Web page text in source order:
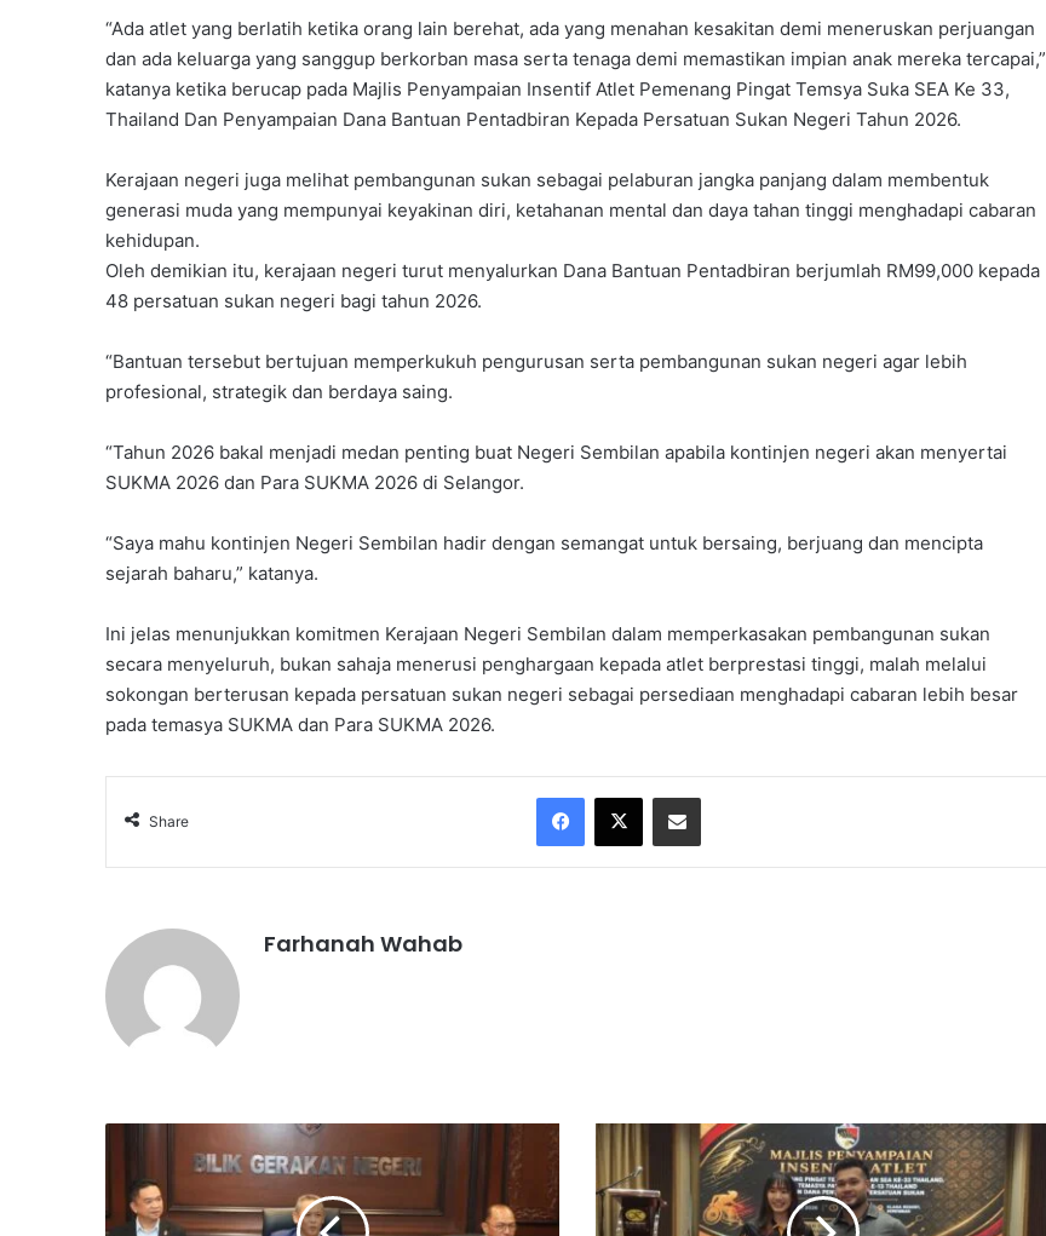
“Ada atlet yang berlatih ketika orang lain berehat, ada yang menahan kesakitan demi meneruskan perjuangan
dan ada keluarga yang sanggup berkorban masa serta tenaga demi memastikan impian anak mereka tercapai,”
katanya ketika berucap pada Majlis Penyampaian Insentif Atlet Pemenang Pingat Temsya Suka SEA Ke 33,
Thailand Dan Penyampaian Dana Bantuan Pentadbiran Kepada Persatuan Sukan Negeri Tahun 2026.
Kerajaan negeri juga melihat pembangunan sukan sebagai pelaburan jangka panjang dalam membentuk
generasi muda yang mempunyai keyakinan diri, ketahanan mental dan daya tahan tinggi menghadapi cabaran
kehidupan.
Oleh demikian itu, kerajaan negeri turut menyalurkan Dana Bantuan Pentadbiran berjumlah RM99,000 kepada
48 persatuan sukan negeri bagi tahun 2026.
“Bantuan tersebut bertujuan memperkukuh pengurusan serta pembangunan sukan negeri agar lebih
profesional, strategik dan berdaya saing.
“Tahun 2026 bakal menjadi medan penting buat Negeri Sembilan apabila kontinjen negeri akan menyertai
SUKMA 2026 dan Para SUKMA 2026 di Selangor.
“Saya mahu kontinjen Negeri Sembilan hadir dengan semangat untuk bersaing, berjuang dan mencipta
sejarah baharu,” katanya.
Ini jelas menunjukkan komitmen Kerajaan Negeri Sembilan dalam memperkasakan pembangunan sukan
secara menyeluruh, bukan sahaja menerusi penghargaan kepada atlet berprestasi tinggi, malah melalui
sokongan berterusan kepada persatuan sukan negeri sebagai persediaan menghadapi cabaran lebih besar
pada temasya SUKMA dan Para SUKMA 2026.
Share
Farhanah Wahab
u
a
d